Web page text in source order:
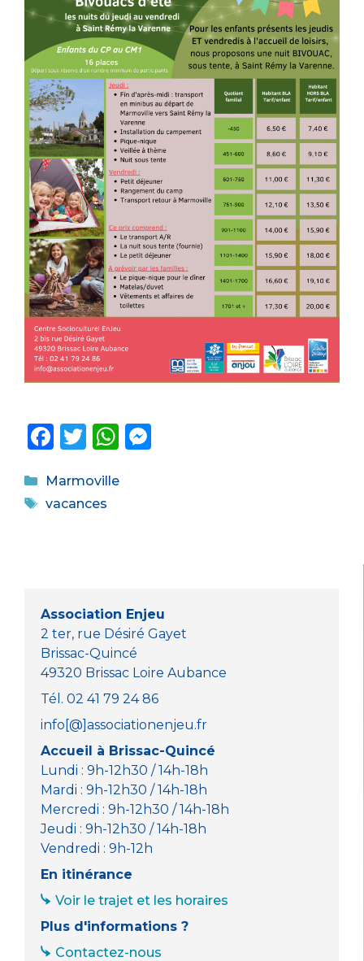
F
c
e
k
T
it
te
W
a
Catégories
Marmoville
Étiquettes
vacances
Association Enjeu
2 ter, rue Désiré Gayet
Brissac-Quincé
49320 Brissac Loire Aubance
Tél. 02 41 79 24 86
info[@]associationenjeu.fr
Accueil à Brissac-Quincé
Lundi : 9h-12h30 / 14h-18h
Mardi : 9h-12h30 / 14h-18h
Mercredi : 9h-12h30 / 14h-18h
Jeudi : 9h-12h30 / 14h-18h
Vendredi : 9h-12h
En itinérance
Voir le trajet et les horaires
Plus d'informations ?
Contactez-nous